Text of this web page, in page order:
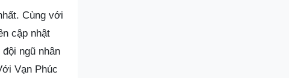
Cùng với
cập nhật
ngũ nhân
Vạn Phúc